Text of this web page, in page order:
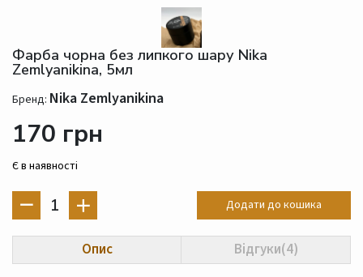
Фарба чорна без липкого шару Nika
Zemlyanikina, 5мл
Бренд: Nika Zemlyanikina
170 грн
Є в наявності
1 Додати до кошика
Опис Відгуки(4)